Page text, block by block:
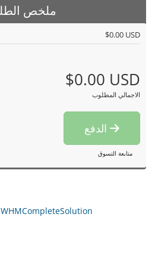
ملخص
$0.00 USD
$0.00 USD
الاجمالي المطلوب
متابعة التسوق
WHMCompleteSolution